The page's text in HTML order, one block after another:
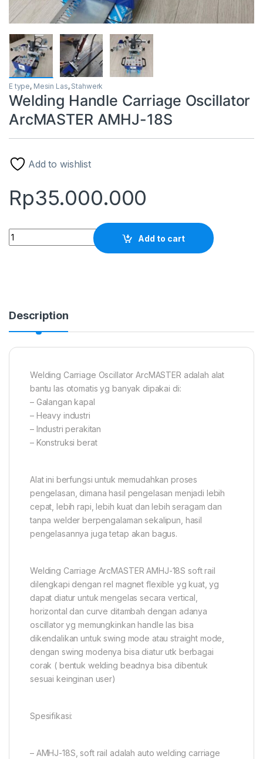
E type, Mesin Las, Stahwerk
Welding Handle Carriage Oscillator
ArcMASTER AMHJ-18S
Add to wishlist
Rp35.000.000
Welding Handle Carriage Oscillator ArcMASTER AMHJ-18S
Add to cart
Description
Welding Carriage Oscillator ArcMASTER adalah alat
bantu las otomatis yg banyak dipakai di:
– Galangan kapal
– Heavy industri
– Industri perakitan
– Konstruksi berat
Alat ini berfungsi untuk memudahkan proses
pengelasan, dimana hasil pengelasan menjadi lebih
cepat, lebih rapi, lebih kuat dan lebih seragam dan
tanpa welder berpengalaman sekalipun, hasil
pengelasannya juga tetap akan bagus.
Welding Carriage ArcMASTER AMHJ-18S soft rail
dilengkapi dengan rel magnet flexible yg kuat, yg
dapat diatur untuk mengelas secara vertical,
horizontal dan curve ditambah dengan adanya
oscillator yg memungkinkan handle las bisa
dikendalikan untuk swing mode atau straight mode,
dengan swing modenya bisa diatur utk berbagai
corak ( bentuk welding beadnya bisa dibentuk
sesuai keinginan user)
Spesifikasi:
– AMHJ-18S, soft rail adalah auto welding carriage